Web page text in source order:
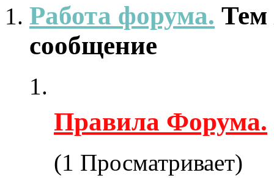
Работа форума.
сообщение
Правила Форума.
(1 Просматривает)